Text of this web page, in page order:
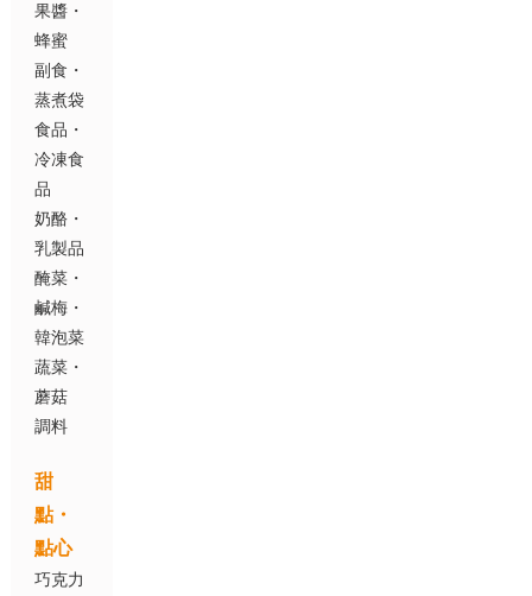
果醬・
蜂蜜
副食・
蒸煮袋
食品・
冷凍食
品
奶酪・
乳製品
醃菜・
鹹梅・
韓泡菜
蔬菜・
蘑菇
調料
甜
點・
點心
巧克力